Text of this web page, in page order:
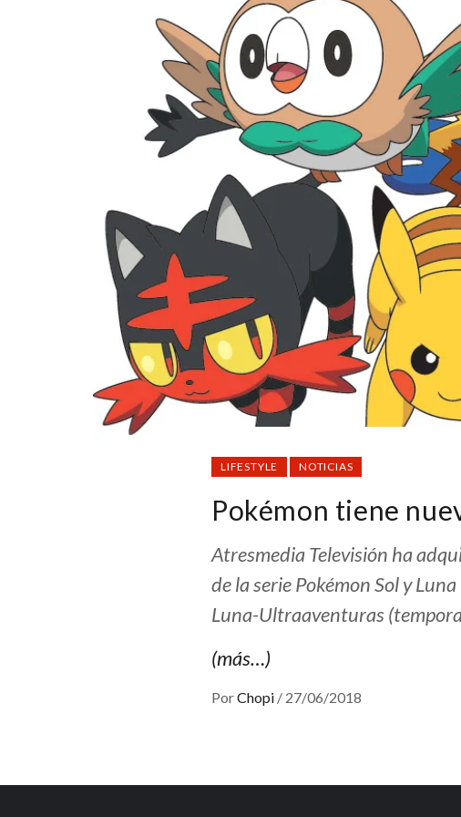
LIFESTYLE NOTICIAS
Pokémon tiene
Atresmedia Televisión ha
de la serie Pokémon Sol y
Luna-Ultraaventuras
(más…)
PorChopi / 27/06/2018